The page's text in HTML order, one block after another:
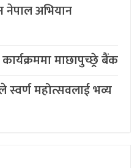
नेपाल अभियान
माछापुच्छ्र्रे बैंक
महोत्सवलाई भव्य